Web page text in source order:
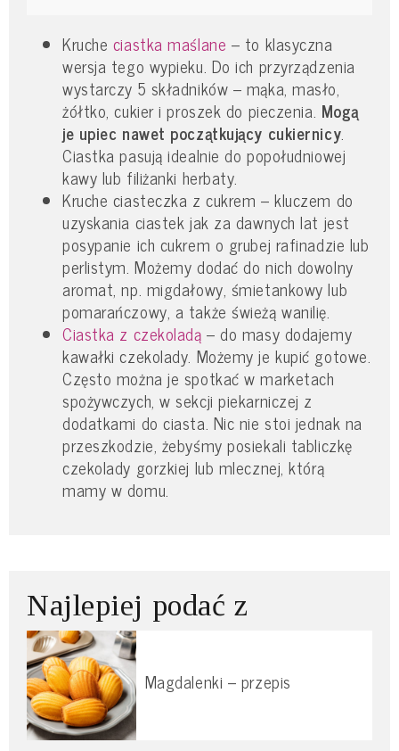
Kruche ciastka maślane – to klasyczna
wersja tego wypieku. Do ich przyrządzenia
wystarczy 5 składników – mąka, masło,
żółtko, cukier i proszek do pieczenia. Mogą
je upiec nawet początkujący cukiernicy.
Ciastka pasują idealnie do popołudniowej
kawy lub filiżanki herbaty.
Kruche ciasteczka z cukrem – kluczem do
uzyskania ciastek jak za dawnych lat jest
posypanie ich cukrem o grubej rafinadzie lub
perlistym. Możemy dodać do nich dowolny
aromat, np. migdałowy, śmietankowy lub
pomarańczowy, a także świeżą wanilię.
Ciastka z czekoladą – do masy dodajemy
kawałki czekolady. Możemy je kupić gotowe.
Często można je spotkać w marketach
spożywczych, w sekcji piekarniczej z
dodatkami do ciasta. Nic nie stoi jednak na
przeszkodzie, żebyśmy posiekali tabliczkę
czekolady gorzkiej lub mlecznej, którą
mamy w domu.
Najlepiej podać z
Magdalenki – przepis